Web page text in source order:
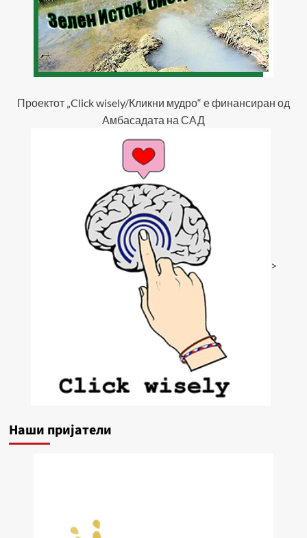
Проектот „Click wisely/Кликни мудро“ е финансиран од
Амбасадата на САД
>
Наши пријатели